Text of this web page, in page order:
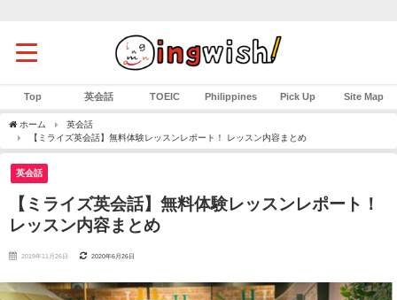
Top 英会話 TOEIC Philippines Pick Up Site Map
ホーム
英会話
【ミライズ英会話】無料体験レッスンレポート！ レッスン内容まとめ
英会話
【ミライズ英会話】無料体験レッスンレポート！
レッスン内容まとめ
2019年11月26日 2020年6月26日